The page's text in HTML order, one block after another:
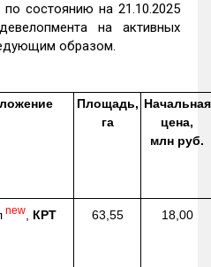
состоянию на 21.10.2025
на активных
образом.
Площадь,
га
Начальная
цена,
млн руб.
new КРТ 63,55 18,00